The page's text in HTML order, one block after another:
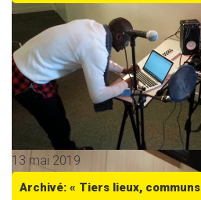
13 mai 2019
Archivé: « Tiers lieux, communs